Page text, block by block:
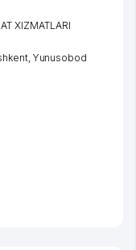
XIZMATLARI
, Yunusobod